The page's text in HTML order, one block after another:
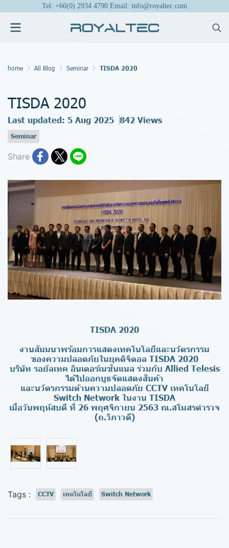
Tel: +66(0) 2934 4790 Email: info@royaltec.com
home All Blog Seminar TISDA 2020
TISDA 2020
Last updated: 5 Aug 2025 842 Views
Seminar
Share
TISDA 2020
งานสัมมนาพร้อมการแสดงเทคโนโลยีและนวัตรกรรม
ของความปลอดภัยในยุคดิจิตอล TISDA 2020
บริษัท รอยัลเทค อินเตอร์เนชั่นแนล ร่วมกับ Allied Telesis
ได้ไปออกบูธจัดแสดงสินค้า
และนวัตรกรรมด้านความปลอดภัย CCTV เทคโนโลยี
Switch Network ในงาน TISDA
เมื่อวันพฤหัสบดี ที่ 26 พฤศจิกายน 2563 ณ.สโมสรตำรวจ
(ถ.วิภาวดี)
Tags : CCTV เทคโนโลยี Switch Network